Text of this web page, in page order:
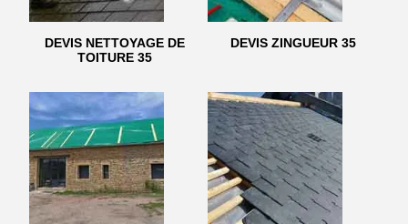
DEVIS NETTOYAGE DE
TOITURE 35
DEVIS ZINGUEUR 35